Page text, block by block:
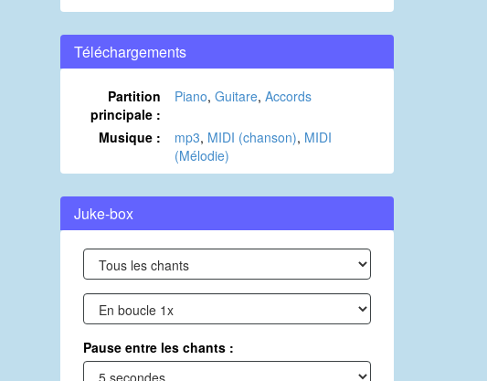
Téléchargements
Partition
principale :
Piano, Guitare, Accords
Musique : mp3, MIDI (chanson), MIDI
(Mélodie)
Juke-box
Pause entre les chants :